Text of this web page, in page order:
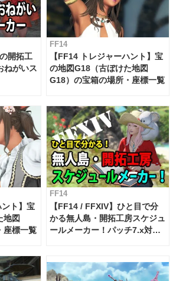
開拓工
ねがいス
FF14
【FF14 トレジャーハント】宝
の地図G18（古ぼけた地図
G18）の宝箱の場所・座標一覧
ント】宝
地図
座標一覧
FF14
【FF14 / FFXIV】ひと目で分
かる無人島・開拓工房スケジュ
ールメーカー！パッチ7.x対応